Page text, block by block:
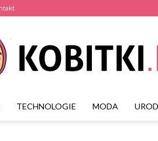
TECHNOLOGIE MODA